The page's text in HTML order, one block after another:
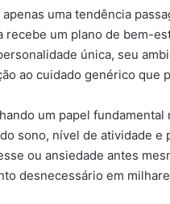
uma tendência
recebe um plano de bem-
única, seu
ao cuidado genérico que
um papel
sono, nível de atividade
ou ansiedade antes
desnecessário em